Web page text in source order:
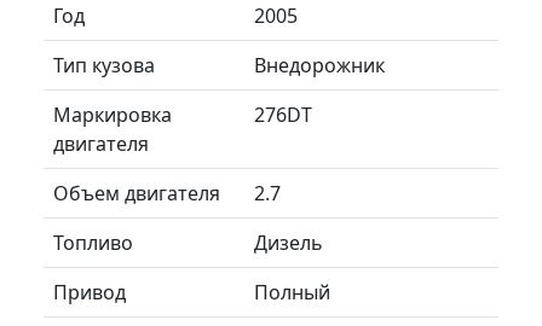
Год
2005
Тип кузова
Внедорожник
Маркировка
двигателя
276DT
Объем двигателя
2.7
Топливо
Дизель
Привод
Полный